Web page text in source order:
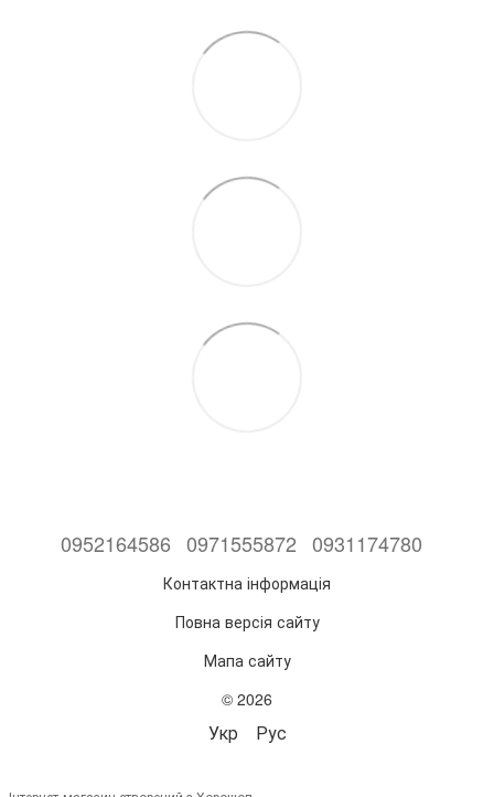
0952164586 0971555872 0931174780
Контактна інформація
Повна версія сайту
Мапа сайту
© 2026
Укр Рус